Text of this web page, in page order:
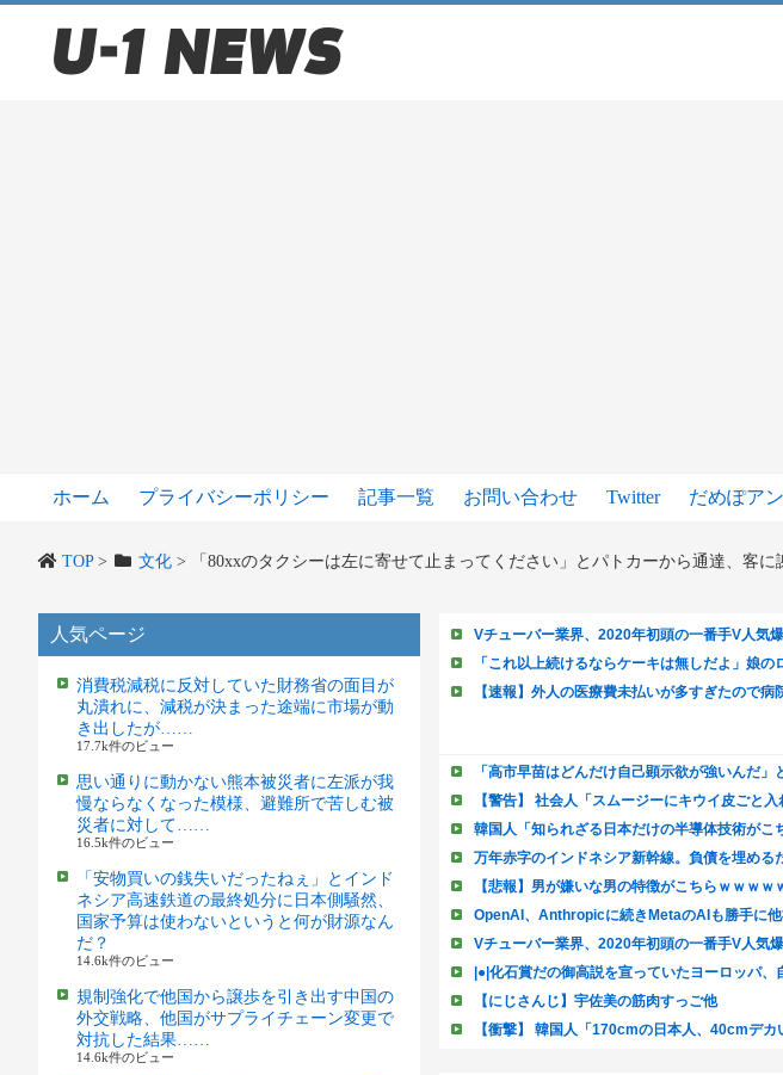
ホーム プライバシーポリシー 記事一覧 お問い合わせ Twitter だめぽア
TOP> 文化> 「80xxのタクシーは左に寄せて止まってください」とパトカーから通達、
人気ページ
消費税減税に反対していた財務省の面目が
丸潰れに、減税が決まった途端に市場が動
き出したが……
17.7k件のビュー
思い通りに動かない熊本被災者に左派が我
慢ならなくなった模様、避難所で苦しむ被
災者に対して……
16.5k件のビュー
「安物買いの銭失いだったねぇ」とインド
ネシア高速鉄道の最終処分に日本側騒然、
国家予算は使わないというと何が財源なん
だ？
14.6k件のビュー
規制強化で他国から譲歩を引き出す中国の
外交戦略、他国がサプライチェーン変更で
対抗した結果……
14.6k件のビュー